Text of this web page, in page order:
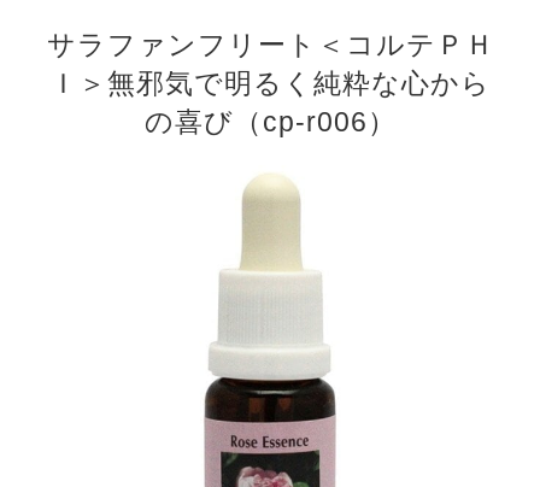
サラファンフリート＜コルテＰＨ
Ｉ＞無邪気で明るく純粋な心から
の喜び（cp-r006）